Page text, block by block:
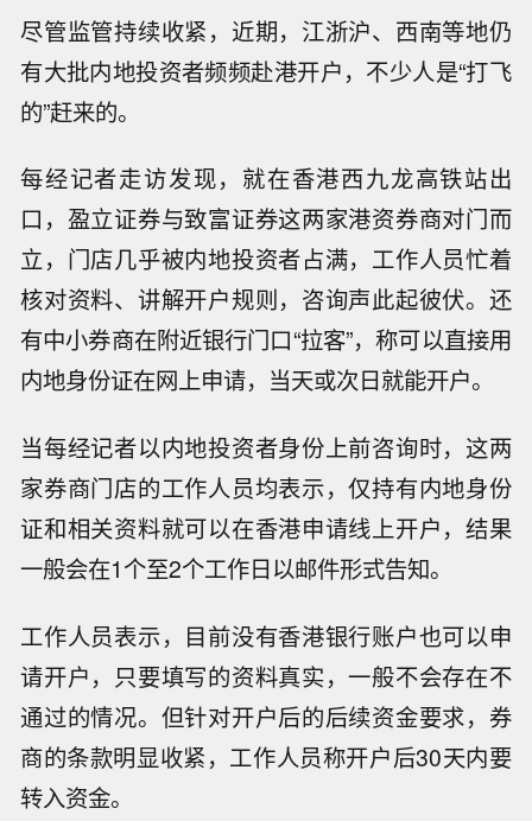
尽管监管持续收紧，近期，江浙沪、西南等地仍
有大批内地投资者频频赴港开户，不少人是“打飞
的”赶来的。
每经记者走访发现，就在香港西九龙高铁站出
口，盈立证券与致富证券这两家港资券商对门而
立，门店几乎被内地投资者占满，工作人员忙着
核对资料、讲解开户规则，咨询声此起彼伏。还
有中小券商在附近银行门口“拉客”，称可以直接用
内地身份证在网上申请，当天或次日就能开户。
当每经记者以内地投资者身份上前咨询时，这两
家券商门店的工作人员均表示，仅持有内地身份
证和相关资料就可以在香港申请线上开户，结果
一般会在1个至2个工作日以邮件形式告知。
工作人员表示，目前没有香港银行账户也可以申
请开户，只要填写的资料真实，一般不会存在不
通过的情况。但针对开户后的后续资金要求，券
商的条款明显收紧，工作人员称开户后30天内要
转入资金。